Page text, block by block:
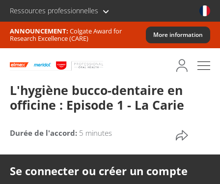
Ressources professionnelles
ANNOUNCEMENT: Colgate Award for
Research Excellence (CARE)
More information
L'hygiène bucco-dentaire en
officine : Episode 1 - La Carie
Durée de l'accord: 5 minutes
Se connecter ou créer un compte